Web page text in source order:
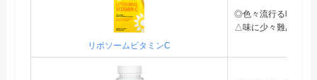
リポソームビタミンC
◎色々流行る時期に
△味に少々難あり